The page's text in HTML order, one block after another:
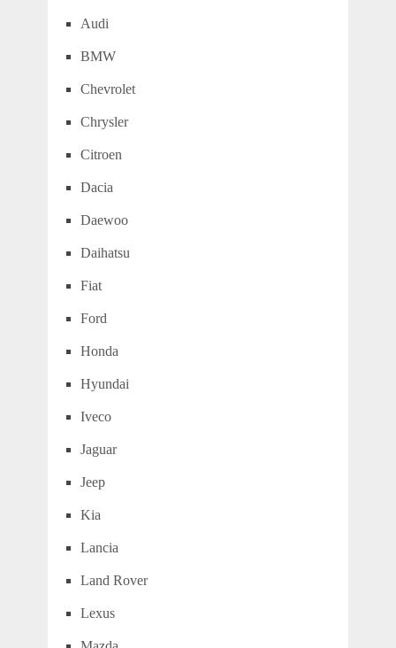
Audi
BMW
Chevrolet
Chrysler
Citroen
Dacia
Daewoo
Daihatsu
Fiat
Ford
Honda
Hyundai
Iveco
Jaguar
Jeep
Kia
Lancia
Land Rover
Lexus